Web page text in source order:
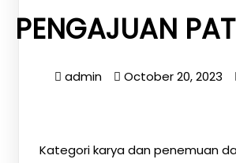
PENGAJUAN
admin October 20, 2023
Kategori karya dan penemuan